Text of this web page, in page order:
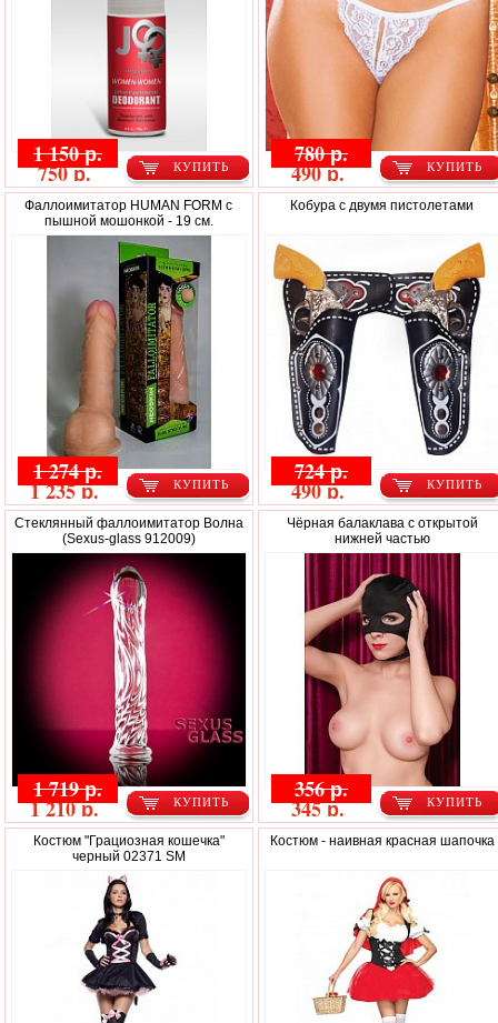
КУПИТЬ
1 150 р.
750 р. КУПИТЬ
780 р.
490 р.
Фаллоимитатор HUMAN FORM с
пышной мошонкой - 19 см.
КУПИТЬ
1 274 р.
1 235 р.
Кобура с двумя пистолетами
КУПИТЬ
724 р.
490 р.
Стеклянный фаллоимитатор Волна
(Sexus-glass 912009)
КУПИТЬ
1 719 р.
1 210 р.
Чёрная балаклава с открытой
нижней частью
КУПИТЬ
356 р.
345 р.
Костюм "Грациозная кошечка"
черный 02371 SM
Костюм - наивная красная шапочка